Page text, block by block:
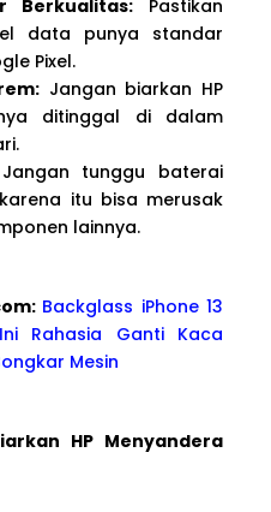
Berkualitas: Pastikan
data punya standar
Pixel.
Jangan biarkan HP
ditinggal di dalam
tunggu baterai
itu bisa merusak
lainnya.
Backglass iPhone 13
Rahasia Ganti Kaca
Mesin
HP Menyandera